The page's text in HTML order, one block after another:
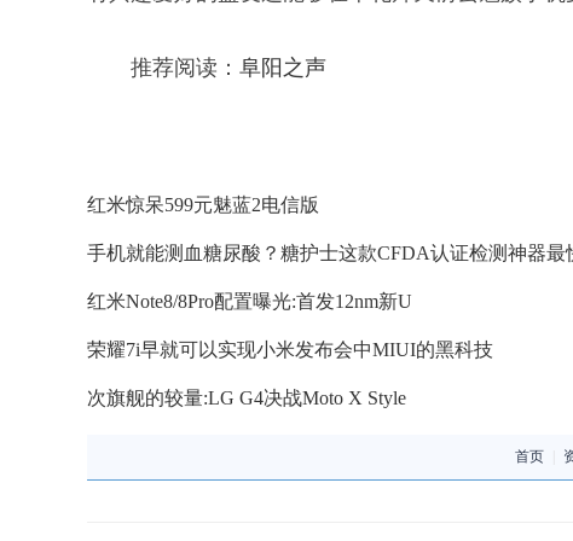
推荐阅读： 阜阳之声
红米惊呆599元魅蓝2电信版
手机就能测血糖尿酸？糖护士这款CFDA认证检测神器最
红米Note8/8Pro配置曝光:首发12nm新U
荣耀7i早就可以实现小米发布会中MIUI的黑科技
次旗舰的较量:LG G4决战Moto X Style
首页